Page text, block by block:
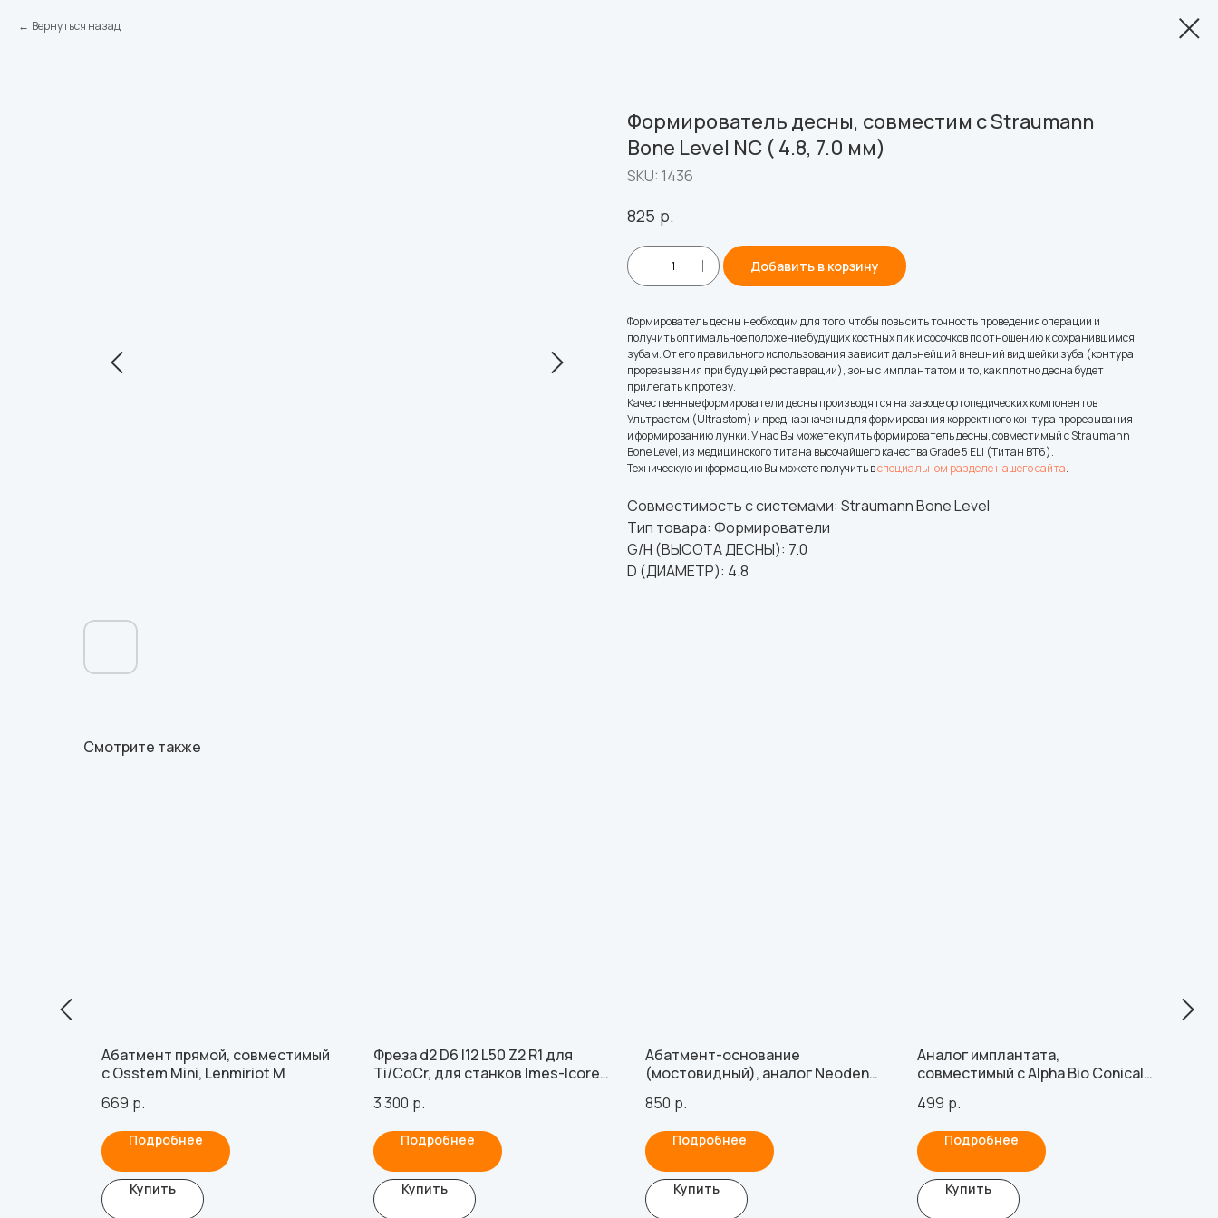
Вернуться назад
Формирователь десны, совместим с Straumann
Bone Level NC ( 4.8, 7.0 мм)
SKU: 1436
825 р.
Добавить в корзину
Формирователь десны необходим для того, чтобы повысить точность проведения операции и
получить оптимальное положение будущих костных пик и сосочков по отношению к сохранившимся
зубам. От его правильного использования зависит дальнейший внешний вид шейки зуба (контура
прорезывания при будущей реставрации), зоны с имплантатом и то, как плотно десна будет
прилегать к протезу.
Качественные формирователи десны производятся на заводе ортопедических компонентов
Ультрастом (Ultrastom) и предназначены для формирования корректного контура прорезывания
и формированию лунки. У нас Вы можете купить формирователь десны, совместимый с Straumann
Bone Level, из медицинского титана высочайшего качества Grade 5 ELI (Титан ВТ6).
Техническую информацию Вы можете получить вспециальном разделе нашего сайта.
Совместимость с системами: Straumann Bone Level
Тип товара: Формирователи
G/H (ВЫСОТА ДЕСНЫ): 7.0
D (ДИАМЕТР): 4.8
Смотрите также
Абатмент прямой, совместимый
с Osstem Mini, Lenmiriot M
669 р.
Подробнее
Купить
Фреза d2 D6 l12 L50 Z2 R1 для
Ti/CoCr, для станков Imes-Icore
3 300 р.
Подробнее
Купить
Абатмент-основание
(мостовидный), аналог Neodent,
Neodent 3.5 (3.5 мм), с винтом
850 р.
Подробнее
Купить
Аналог имплантата,
совместимый с Alpha Bio Conical
499 р.
Подробнее
Купить